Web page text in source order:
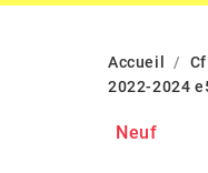
Accueil
2022-2024
Neuf